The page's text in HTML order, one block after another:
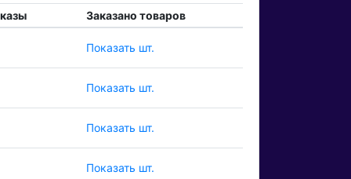
Заказано товаров
Показать шт.
Показать шт.
Показать шт.
Показать шт.